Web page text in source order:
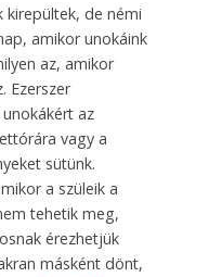
kirepültek, de némi
amikor unokáink
az, amikor
Ezerszer
az
vagy a
sütünk.
a szüleik a
tehetik meg,
érezhetjük
másként dönt,